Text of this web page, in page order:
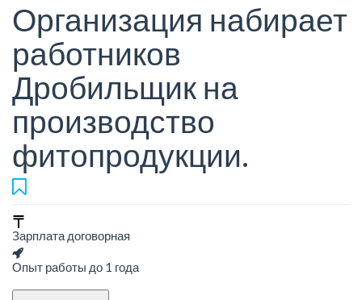
Организация набирает
работников
Дробильщик на
производство
фитопродукции.
Зарплата договорная
Опыт работы до 1 года